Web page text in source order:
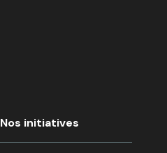
Nos initiatives